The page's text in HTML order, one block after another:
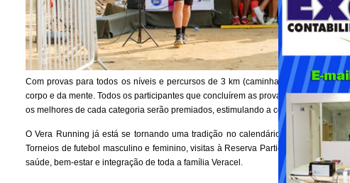
Com provas para todos os níveis e percursos de 3 km (caminhada), 5 km e 10
corpo e da mente. Todos os participantes que concluírem as provas receberão
os melhores de cada categoria serão premiados, estimulando a competitividade
O Vera Running já está se tornando uma tradição no calendário da Veracel e
Torneios de futebol masculino e feminino, visitas à Reserva Particular do
saúde, bem-estar e integração de toda a família Veracel.